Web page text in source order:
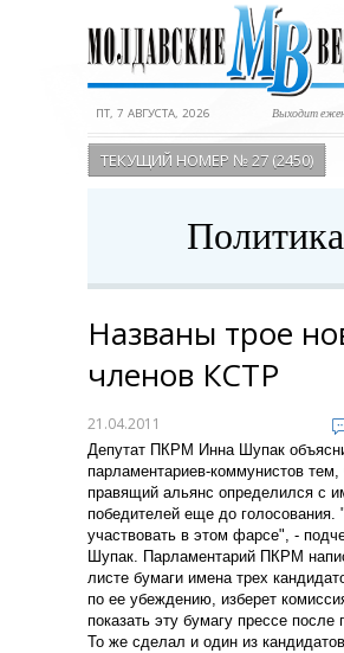
ПТ, 7 АВГУСТА, 2026 Выходит
ТЕКУЩИЙ НОМЕР № 27 (2450)
Политика
Названы трое
членов КСТР
21.04.2011
Депутат ПКРМ Инна Шупак
парламентариев-коммунистов тем,
правящий альянс определился с
победителей еще до
участвовать в этом фарсе", -
Шупак. Парламентарий ПКРМ
листе бумаги имена трех
по ее убеждению, изберет
показать эту бумагу прессе после
То же сделал и один из